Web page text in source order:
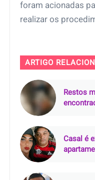
foram acionadas
realizar os
ARTIGO
Restos
Casal é